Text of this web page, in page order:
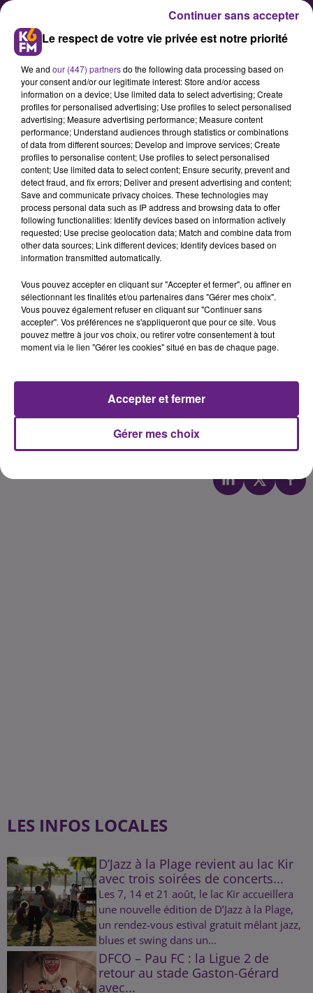
CH La Chartreuse : Concert de
musique classique - 21 mai 2017
Un concert de musique classique
aura lieu le dimanche 21 mai 2017
à la cafétéria du CH La Chartreuse.
Au programme : des pièces de
étudiants de l'àcole Supérieure de
Musique Bourgogne-Franche-
Comté.Ouvert à tous, le concert se
déroulera le dimanche 21 mai à
CH La Chartreuse.
Publié : 10 mai 2017 à 9h11 par nathalie chupin
LES INFOS LOCALES
D’Jazz à la Plage revient au lac Kir
avec trois soirées de concerts...
Les 7, 14 et 21 août, le lac Kir accueillera
une nouvelle édition de D’Jazz à la Plage,
un rendez-vous estival gratuit mêlant jazz,
blues et swing dans un...
DFCO – Pau FC : la Ligue 2 de
retour au stade Gaston-Gérard
avec...
Le respect de votre vie privée est notre priorité
We and our (447) partnersdo the following data processing based on
your consent and/or our legitimate interest: Store and/or access
information on a device; Use limited data to select advertising; Create
profiles for personalised advertising; Use profiles to select personalised
advertising; Measure advertising performance; Measure content
performance; Understand audiences through statistics or combinations
of data from different sources; Develop and improve services; Create
profiles to personalise content; Use profiles to select personalised
content; Use limited data to select content; Ensure security, prevent and
detect fraud, and fix errors; Deliver and present advertising and content;
Save and communicate privacy choices. These technologies may
process personal data such as IP address and browsing data to offer
following functionalities: Identify devices based on information actively
requested; Use precise geolocation data; Match and combine data from
other data sources; Link different devices; Identify devices based on
information transmitted automatically.
Vous pouvez accepter en cliquant sur "Accepter et fermer", ou affiner en
sélectionnant les finalités et/ou partenaires dans "Gérer mes choix".
Vous pouvez également refuser en cliquant sur "Continuer sans
accepter". Vos préférences ne s'appliqueront que pour ce site. Vous
pouvez mettre à jour vos choix, ou retirer votre consentement à tout
moment via le lien "Gérer les cookies" situé en bas de chaque page.
Gérer mes choix
Accepter et fermer
Continuer sans accepter